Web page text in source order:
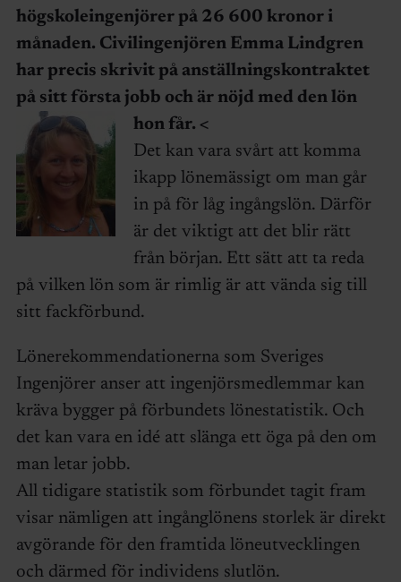
högskoleingenjörer på 26 600 kronor i
månaden. Civilingenjören Emma Lindgren
har precis skrivit på anställningskontraktet
på sitt första jobb och är nöjd med den lön
hon får. <
Det kan vara svårt att komma
ikapp lönemässigt om man går
in på för låg ingångslön. Därför
är det viktigt att det blir rätt
från början. Ett sätt att ta reda
på vilken lön som är rimlig är att vända sig till
sitt fackförbund.
Lönerekommendationerna som Sveriges
Ingenjörer anser att ingenjörsmedlemmar kan
kräva bygger på förbundets lönestatistik. Och
det kan vara en idé att slänga ett öga på den om
man letar jobb.
All tidigare statistik som förbundet tagit fram
visar nämligen att ingånglönens storlek är direkt
avgörande för den framtida löneutvecklingen
och därmed för individens slutlön.